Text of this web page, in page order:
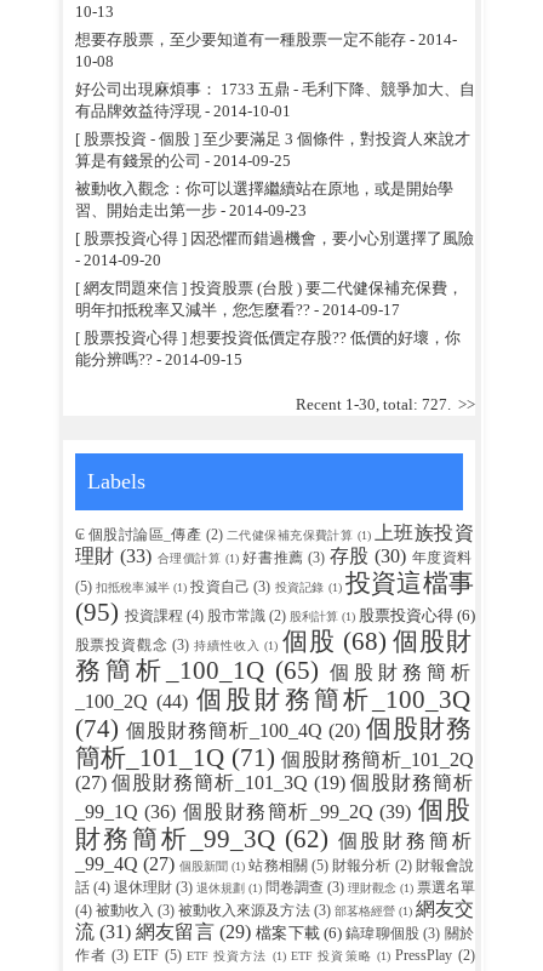
10-13
想要存股票，至少要知道有一種股票一定不能存 - 2014-
10-08
好公司出現麻煩事： 1733 五鼎 - 毛利下降、競爭加大、自
有品牌效益待浮現 - 2014-10-01
[ 股票投資 - 個股 ] 至少要滿足 3 個條件，對投資人來說才
算是有錢景的公司 - 2014-09-25
被動收入觀念：你可以選擇繼續站在原地，或是開始學
習、開始走出第一步 - 2014-09-23
[ 股票投資心得 ] 因恐懼而錯過機會，要小心別選擇了風險
- 2014-09-20
[ 網友問題來信 ] 投資股票 (台股 ) 要二代健保補充保費，
明年扣抵稅率又減半，您怎麼看??- 2014-09-17
[ 股票投資心得 ] 想要投資低價定存股?? 低價的好壞，你
能分辨嗎??- 2014-09-15
Recent 1-30, total: 727. >>
Labels
₢ 個股討論區_傳產 (2) 二代健保補充保費計算 (1)
上班族投資
理財 (33) 合理價計算 (1) 好書推薦 (3) 存股 (30) 年度資料
(5) 扣抵稅率減半 (1) 投資自己 (3) 投資記錄 (1) 投資這檔事
(95) 投資課程 (4) 股市常識 (2) 股利計算 (1) 股票投資心得 (6)
股票投資觀念 (3) 持續性收入 (1) 個股 (68) 個股財
務簡析_100_1Q (65) 個股財務簡析
_100_2Q (44) 個股財務簡析_100_3Q
(74) 個股財務簡析_100_4Q (20) 個股財務
簡析_101_1Q (71) 個股財務簡析_101_2Q
(27) 個股財務簡析_101_3Q (19) 個股財務簡析
_99_1Q (36) 個股財務簡析_99_2Q (39) 個股
財務簡析_99_3Q (62) 個股財務簡析
_99_4Q (27) 個股新聞 (1) 站務相關 (5) 財報分析 (2) 財報會說
話 (4) 退休理財 (3) 退休規劃 (1) 問卷調查 (3) 理財觀念 (1) 票選名單
(4) 被動收入 (3) 被動收入來源及方法 (3) 部茖格經營 (1) 網友交
流 (31) 網友留言 (29) 檔案下載 (6) 鎬瑋聊個股 (3) 關於
作者 (3) ETF (5) ETF 投資方法 (1) ETF 投資策略 (1) PressPlay (2)